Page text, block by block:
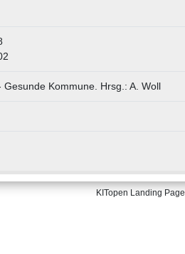
Gesunde Kommune. Hrsg.: A. Woll
KITopen Landing Page